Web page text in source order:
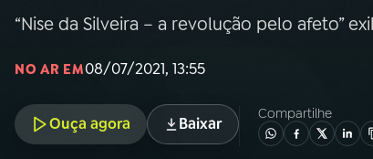
02 A RÁDIO
03PROGRAMAÇÃO
PROGRAMAS
“Nise da Silveira – a revolução pelo afeto”
NO AR EM08/07/2021, 13:55
Ouça agora Baixar
Compartilhe